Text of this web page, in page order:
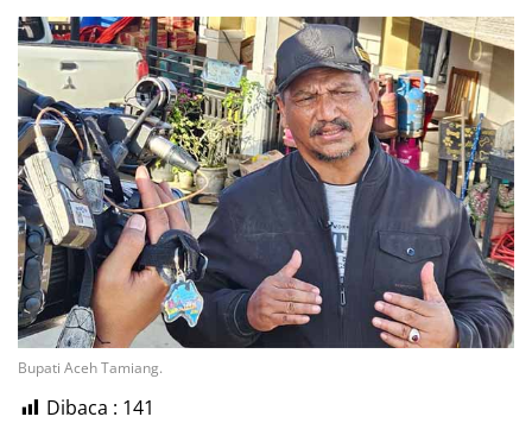
Bupati Aceh Tamiang.
Dibaca : 141